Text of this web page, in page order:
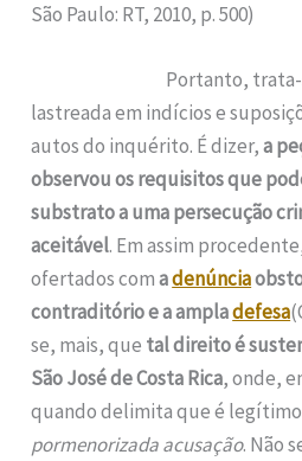
São Paulo: RT, 2010, p. 500)
Portanto, trata-se,
lastreada em indícios e
autos do inquérito. É dizer,a
observou os requisitos que
substrato a uma persecução
aceitável. Em assim
ofertados comadenúncia
contraditório e a ampladefesa
se, mais, que tal direito é
São José de Costa Rica, onde,
quando delimita que é legítimo
pormenorizada acusação. Não